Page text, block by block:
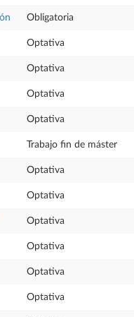
Obligatoria
Optativa
Optativa
Optativa
Optativa
Trabajo fin de máster
Optativa
Optativa
Optativa
Optativa
Optativa
Optativa